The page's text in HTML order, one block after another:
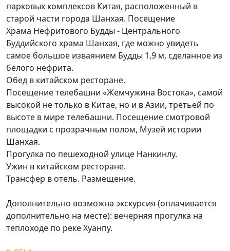
парковых комплексов Китая, расположенный в
старой части города Шанхая. Посещение
Храма Нефритового Будды - Центрального
Буддийского храма Шанхая, где можно увидеть
самое большое изваянием Будды 1,9 м, сделанное из
белого нефрита.
Обед в китайском ресторане.
Посещение телебашни «Жемчужина Востока», самой
высокой не только в Китае, но и в Азии, третьей по
высоте в мире телебашни. Посещение смотровой
площадки с прозрачным полом, Музей истории
Шанхая.
Прогулка по пешеходной улице Нанкинлу.
Ужин в китайском ресторане.
Трансфер в отель. Размещение.
Дополнительно возможна экскурсия (оплачивается
дополнительно на месте): вечерняя прогулка на
теплоходе по реке Хуанпу.